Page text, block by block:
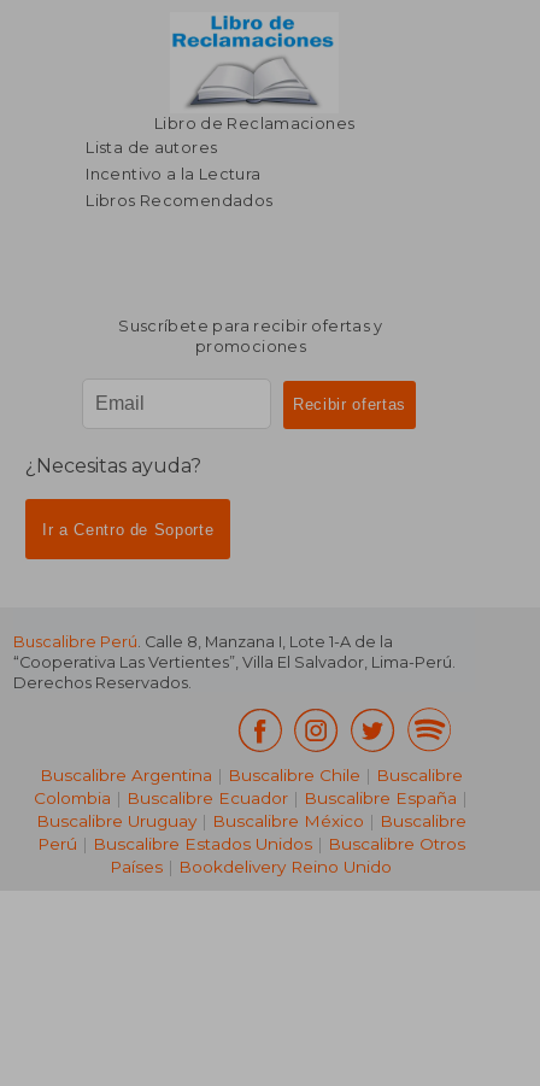
Libro de Reclamaciones
Lista de autores
Incentivo a la Lectura
Libros Recomendados
Suscríbete para recibir ofertas y
promociones
¿Necesitas ayuda?
Ir a Centro de Soporte
Buscalibre Perú. Calle 8, Manzana I, Lote 1-A de la
“Cooperativa Las Vertientes”, Villa El Salvador, Lima-Perú.
Derechos Reservados.
Buscalibre Argentina | Buscalibre Chile | Buscalibre
Colombia | Buscalibre Ecuador | Buscalibre España |
Buscalibre Uruguay| Buscalibre México | Buscalibre
Perú | Buscalibre Estados Unidos| Buscalibre Otros
Países | Bookdelivery Reino Unido